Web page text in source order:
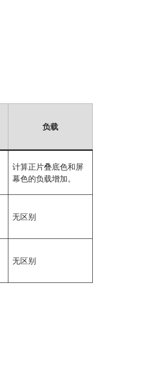
负载
计算正片叠底色和屏
幕色的负载增加。
无区别
无区别